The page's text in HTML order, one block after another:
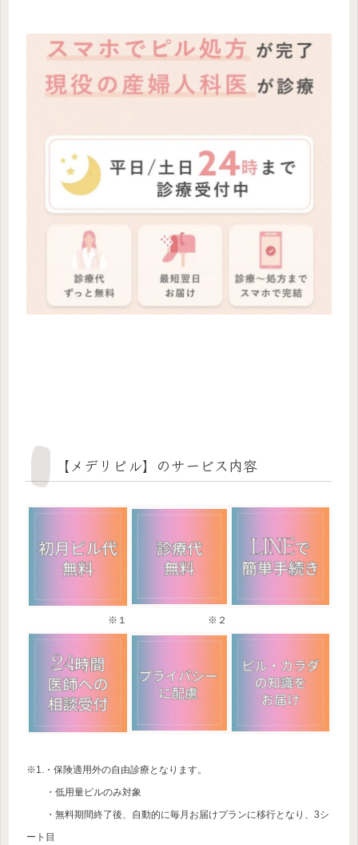
【メデリピル】のサービス内容
※１ ※２
※1.・保険適用外の自由診療となります。
・低用量ピルのみ対象
・無料期間終了後、自動的に毎月お届けプランに移行となり、3シ
ート目